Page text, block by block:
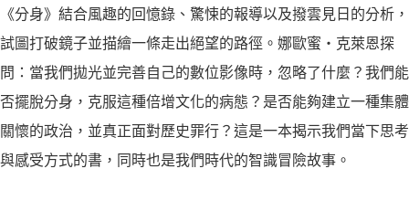
《分身》結合風趣的回憶錄、驚悚的報導以及撥雲見日的分析，
試圖打破鏡子並描繪一條走出絕望的路徑。娜歐蜜・克萊恩探
問：當我們拋光並完善自己的數位影像時，忽略了什麼？我們能
否擺脫分身，克服這種倍增文化的病態？是否能夠建立一種集體
關懷的政治，並真正面對歷史罪行？這是一本揭示我們當下思考
與感受方式的書，同時也是我們時代的智識冒險故事。